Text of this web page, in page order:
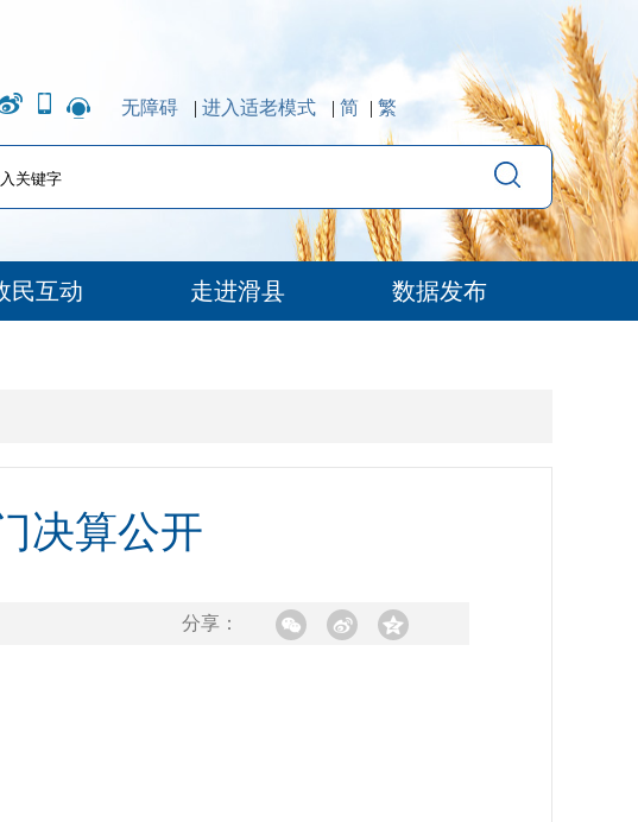
无障碍 | 进入适老模式 | 简 | 繁
民互动 走进滑县 数据发布
决算公开
分享：